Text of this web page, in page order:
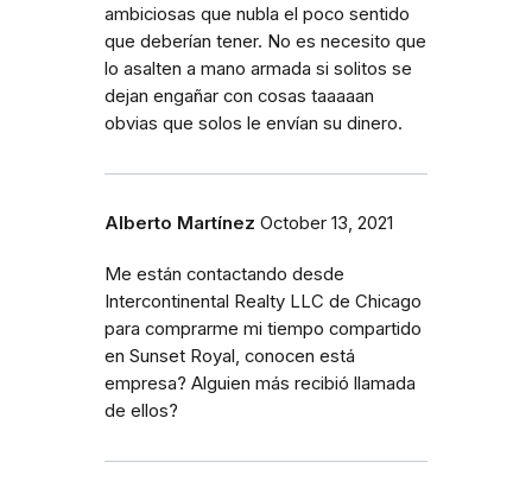
ambiciosas que nubla el poco sentido
que deberían tener. No es necesito que
lo asalten a mano armada si solitos se
dejan engañar con cosas taaaaan
obvias que solos le envían su dinero.
Alberto Martínez October 13, 2021
Me están contactando desde
Intercontinental Realty LLC de Chicago
para comprarme mi tiempo compartido
en Sunset Royal, conocen está
empresa? Alguien más recibió llamada
de ellos?